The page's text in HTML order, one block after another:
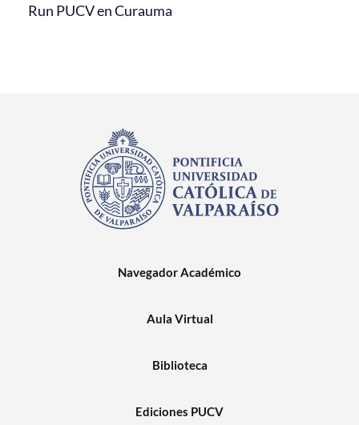
Run PUCV en Curauma
Navegador Académico
Aula Virtual
Biblioteca
Ediciones PUCV